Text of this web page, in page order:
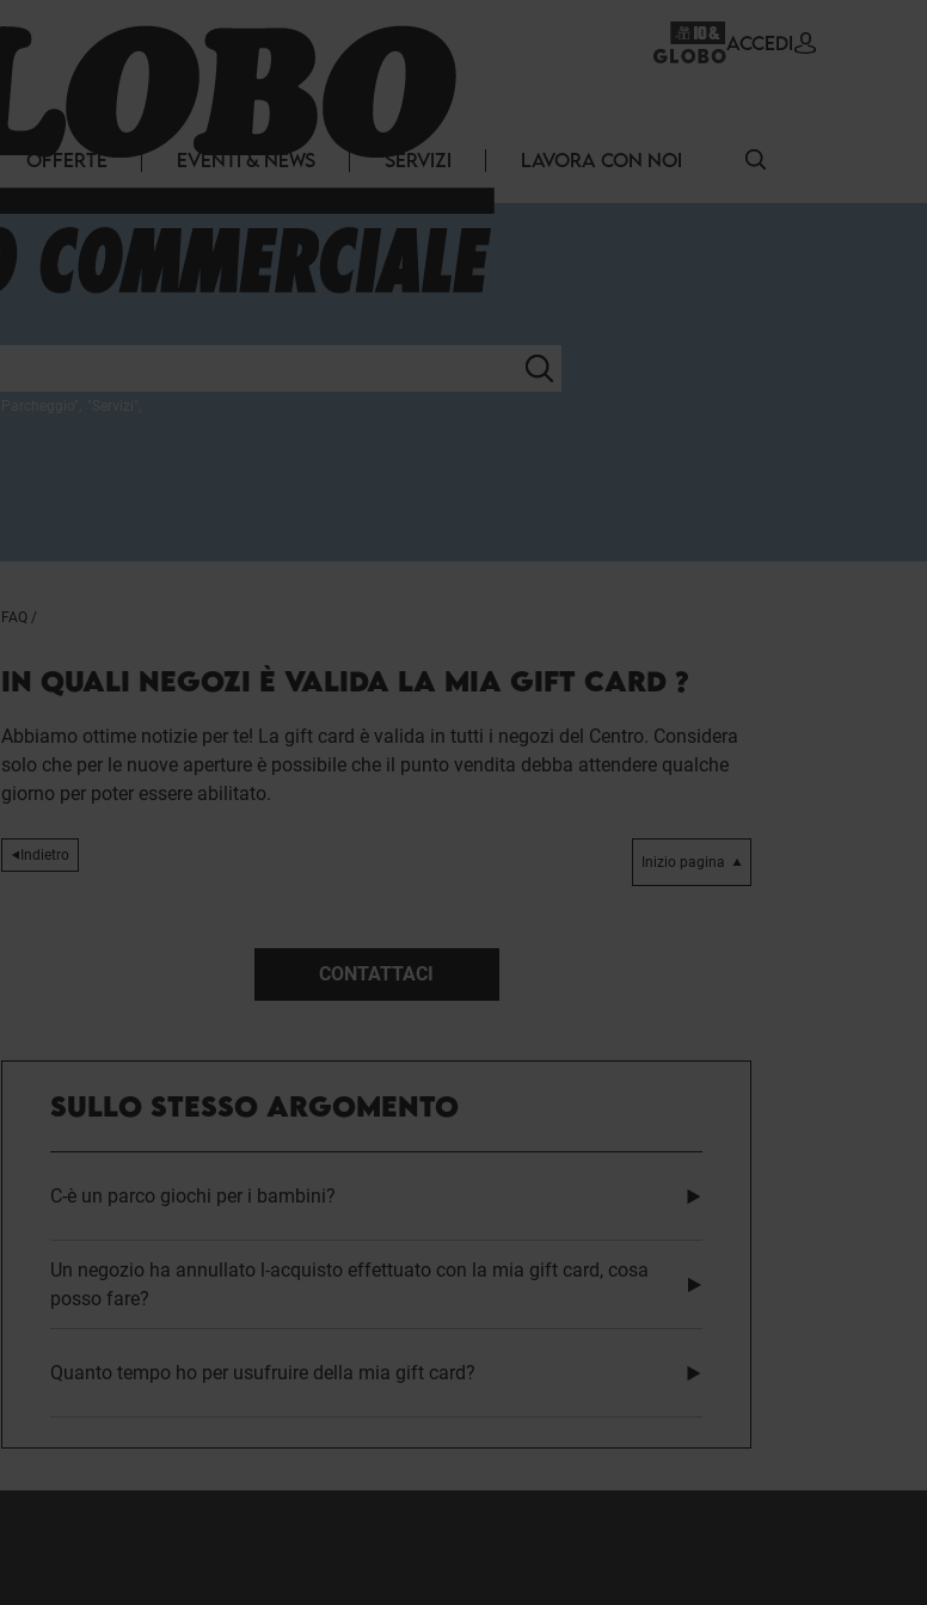
ACCEDI
OFFERTE EVENTI & NEWS SERVIZI LAVORA CON NOI
FAQ /
IN QUALI NEGOZI È VALIDA LA MIA GIFT CARD ?
Abbiamo ottime notizie per te! La gift card è valida in tutti i negozi del Centro. Considera
solo che per le nuove aperture è possibile che il punto vendita debba attendere qualche
giorno per poter essere abilitato.
Indietro Inizio pagina
CONTATTACI
SULLO STESSO ARGOMENTO
C-è un parco giochi per i bambini?
Un negozio ha annullato l-acquisto effettuato con la mia gift card, cosa
posso fare?
Quanto tempo ho per usufruire della mia gift card?